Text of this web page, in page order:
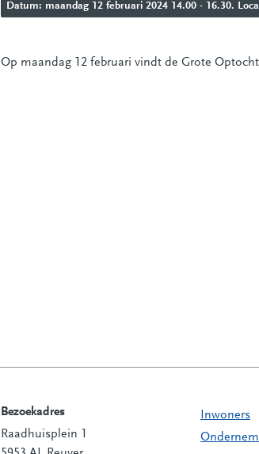
Datum: maandag 12 februari 2024 14.00 - 16.30.
Op maandag 12 februari vindt de Grote
Contactinformatie
Bezoekadres
Raadhuisplein 1
Inwoners